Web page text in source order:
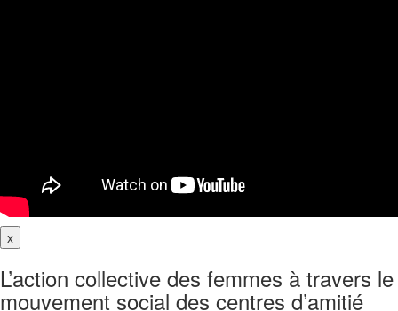
x
L’action collective des femmes à travers le
mouvement social des centres d’amitié